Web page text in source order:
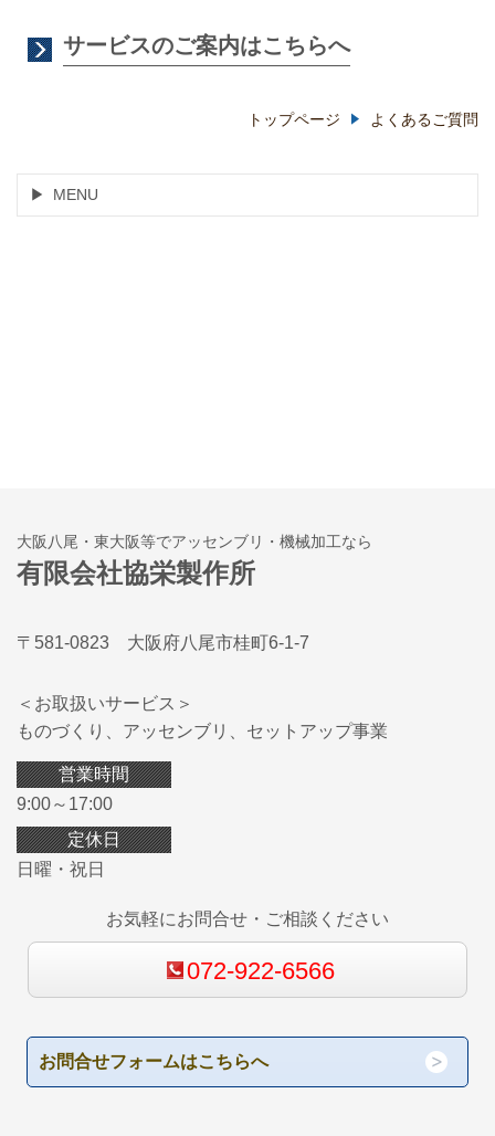
サービスのご案内はこちらへ
トップページ よくあるご質問
MENU
大阪八尾・東大阪等でアッセンブリ・機械加工なら
有限会社協栄製作所
〒581-0823 大阪府八尾市桂町6-1-7
＜お取扱いサービス＞
ものづくり、アッセンブリ、セットアップ事業
営業時間
9:00～17:00
定休日
日曜・祝日
お気軽にお問合せ・ご相談ください
072-922-6566
お問合せフォームはこちらへ